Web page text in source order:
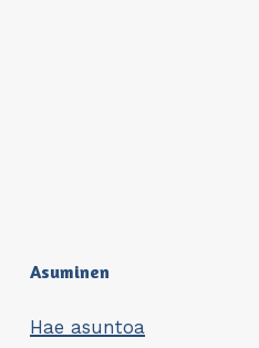
Asuminen
Hae asuntoa